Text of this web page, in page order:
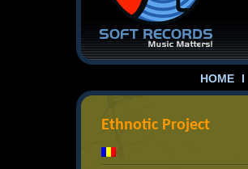
HOME
Ethnotic Project